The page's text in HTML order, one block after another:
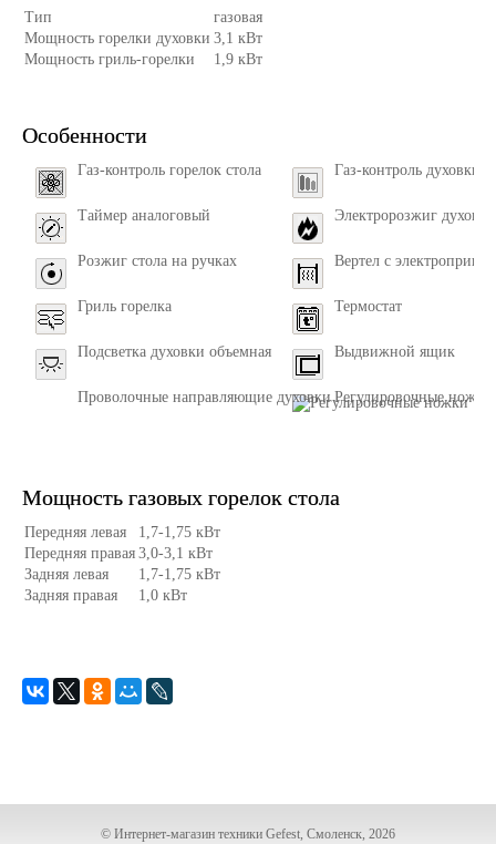
Тип
газовая
Мощность горелки духовки 3,1 кВт
Мощность гриль-горелки
1,9 кВт
Особенности
Газ-контроль горелок стола Газ-контроль духовки
Таймер аналоговый Электророзжиг духовки
Розжиг стола на ручках Вертел с
Гриль горелка Термостат
Подсветка духовки объемная Выдвижной ящик
Проволочные направляющие духовки Регулировочные ножки
Мощность газовых горелок стола
Передняя левая
1,7-1,75 кВт
Передняя правая 3,0-3,1 кВт
Задняя левая
1,7-1,75 кВт
Задняя правая
1,0 кВт
© Интернет-магазин техники Gefest, Смоленск, 2026